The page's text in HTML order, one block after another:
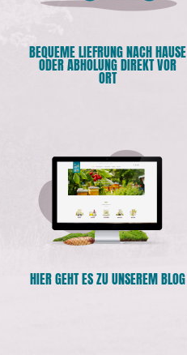
BEQUEME LIEFRUNG NACH HAUSE
ODER ABHOLUNG DIREKT VOR
ORT
HIER GEHT ES ZU UNSEREM BLOG